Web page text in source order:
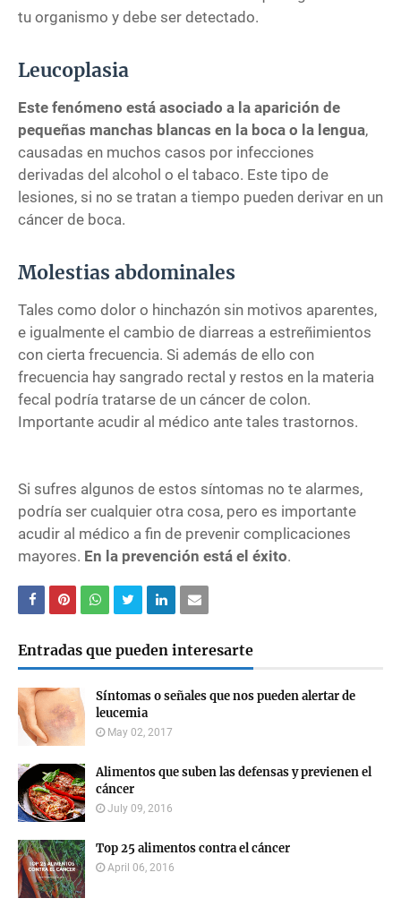
tu organismo y debe ser detectado.
Leucoplasia
Este fenómeno está asociado a la aparición de
pequeñas manchas blancas en la boca o la lengua,
causadas en muchos casos por infecciones
derivadas del alcohol o el tabaco. Este tipo de
lesiones, si no se tratan a tiempo pueden derivar en un
cáncer de boca.
Molestias abdominales
Tales como dolor o hinchazón sin motivos aparentes,
e igualmente el cambio de diarreas a estreñimientos
con cierta frecuencia. Si además de ello con
frecuencia hay sangrado rectal y restos en la materia
fecal podría tratarse de un cáncer de colon.
Importante acudir al médico ante tales trastornos.
Si sufres algunos de estos síntomas no te alarmes,
podría ser cualquier otra cosa, pero es importante
acudir al médico a fin de prevenir complicaciones
mayores. En la prevención está el éxito.
Entradas que pueden interesarte
Síntomas o señales que nos pueden alertar de
leucemia
May 02, 2017
Alimentos que suben las defensas y previenen el
cáncer
July 09, 2016
Top 25 alimentos contra el cáncer
April 06, 2016